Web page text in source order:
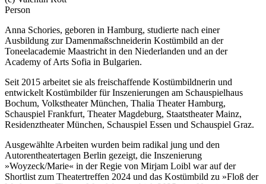
Person
Anna Schories, geboren in Hamburg, studierte nach einer
Ausbildung zur Damenmaßschneiderin Kostümbild an der
Toneelacademie Maastricht in den Niederlanden und an der
Academy of Arts Sofia in Bulgarien.
Seit 2015 arbeitet sie als freischaffende Kostümbildnerin und
entwickelt Kostümbilder für Inszenierungen am Schauspielhaus
Bochum, Volkstheater München, Thalia Theater Hamburg,
Schauspiel Frankfurt, Theater Magdeburg, Staatstheater Mainz,
Residenztheater München, Schauspiel Essen und Schauspiel Graz.
Ausgewählte Arbeiten wurden beim radikal jung und den
Autorentheatertagen Berlin gezeigt, die Inszenierung
»Woyzeck/Marie« in der Regie von Mirjam Loibl war auf der
Shortlist zum Theatertreffen 2024 und das Kostümbild zu »Floß der